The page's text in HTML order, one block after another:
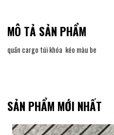
MÔ TẢ SẢN PHẨM
quần cargo túi khóa kéo màu be
SẢN PHẨM MỚI NHẤT